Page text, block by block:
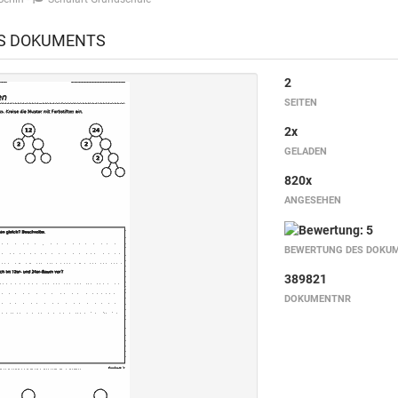
DOKUMENTS
2
SEITEN
2x
GELADEN
820x
ANGESEHEN
BEWERTUNG DES
389821
DOKUMENTNR